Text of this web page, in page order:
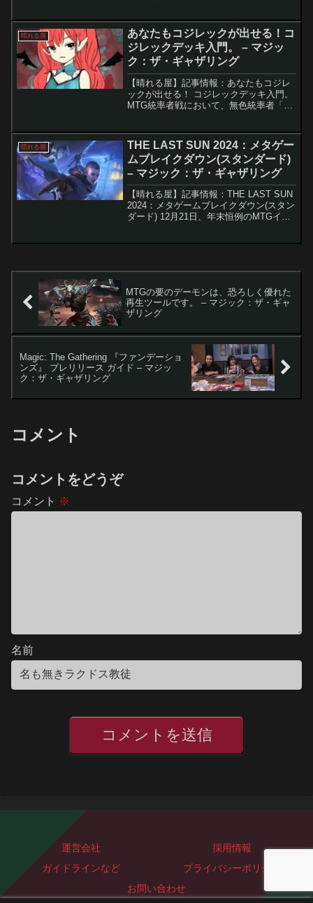
ら盤面を広げ、「天才遺伝学者、ジャッ
カル」と「ウロボロイ...
晴れる屋
あなたもコジレックが出せる！コ
ジレックデッキ入門。 – マジッ
ク：ザ・ギャザリング
【晴れる屋】記事情報：あなたもコジレ
ックが出せる！ コジレックデッキ入門。
MTG統率者戦において、無色統率者「大
構築が可能です。この記事では、晴れる
屋でもっとも売れてい...
晴れる屋
THE LAST SUN 2024：メタゲー
ムブレイクダウン(スタンダード)
– マジック：ザ・ギャザリング
【晴れる屋】記事情報：THE LAST SUN
2024：メタゲームブレイクダウン(スタン
ダード) 12月21日、年末恒例のMTGイベ
MTGの要のデーモンは、恐ろしく優れた
再生ツールです。 – マジック：ザ・ギャ
ザリング
Magic: The Gathering 『ファンデーショ
ンズ』 プレリリース ガイド – マジッ
ク：ザ・ギャザリング
コメント
コメントをどうぞ
コメント ※
名前
運営会社
採用情報
ガイドラインなど
プライバシーポリシー
お問い合わせ